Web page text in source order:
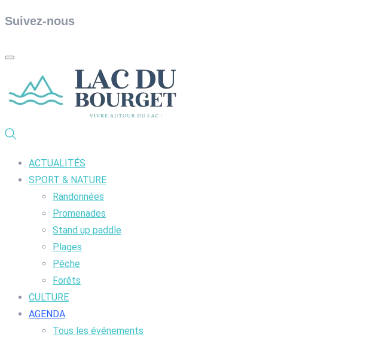
Suivez-nous
ACTUALITÉS
SPORT & NATURE
Randonnées
Promenades
Stand up paddle
Plages
Pêche
Forêts
CULTURE
AGENDA
Tous les événements